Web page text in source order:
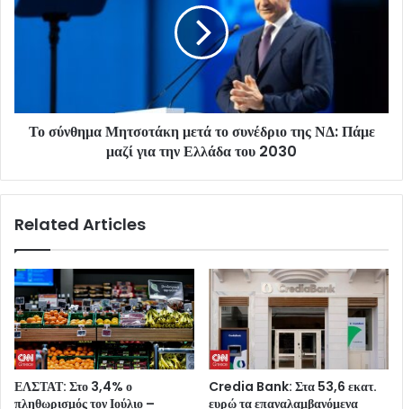
Το σύνθημα Μητσοτάκη μετά το συνέδριο της ΝΔ: Πάμε
μαζί για την Ελλάδα του 2030
Related Articles
ΕΛΣΤΑΤ: Στο 3,4% ο
πληθωρισμός τον Ιούλιο –
Credia Bank: Στα 53,6 εκατ.
ευρώ τα επαναλαμβανόμενα